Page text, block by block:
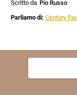
Scritto da Pio Russo
Parliamo di:Century
Ricerca